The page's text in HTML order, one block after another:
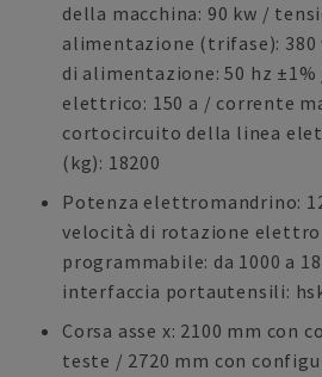
della macchina: 90 kw /
alimentazione (trifase): 380
di alimentazione: 50 hz
elettrico: 150 a / corrente
cortocircuito della linea
(kg): 18200
Potenza elettromandrino:
velocità di rotazione
programmabile: da 1000 a
interfaccia portautensili:
Corsa asse x: 2100 mm con
teste / 2720 mm con